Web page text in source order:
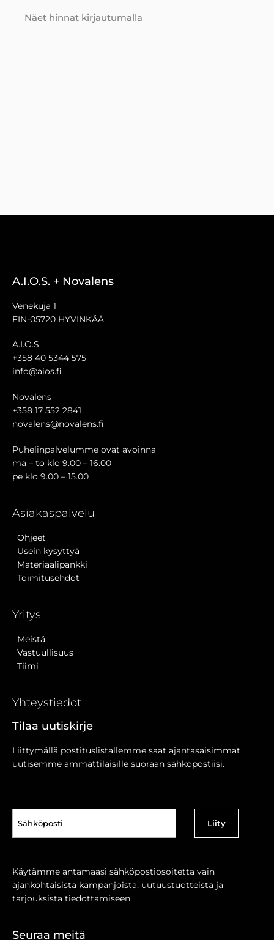
Näet hinnat kirjautumalla
A.I.O.S. + Novalens
Venekuja 1
FIN-05720 HYVINKÄÄ
A.I.O.S.
+358 40 5344 575
info@aios.fi
Novalens
+358 17 552 2841
novalens@novalens.fi
Puhelinpalvelumme ovat avoinna
ma – to klo 9.00 – 16.00
pe klo 9.00 – 15.00
Asiakaspalvelu
Ohjeet
Usein kysyttyä
Materiaalipankki
Toimitusehdot
Yritys
Meistä
Vastuullisuus
Tiimi
Yhteystiedot
Tilaa uutiskirje
Liittymällä postituslistallemme saat ajantasaisimmat
uutisemme ammattilaisille suoraan sähköpostiisi.
(Pakollinen)
Käytämme antamaasi sähköpostiosoitetta vain
ajankohtaisista kampanjoista, uutuustuotteista ja
tarjouksista tiedottamiseen.
Seuraa meitä